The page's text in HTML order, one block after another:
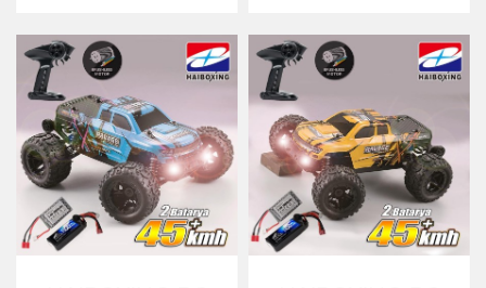
(Sarı)
(Mavi)